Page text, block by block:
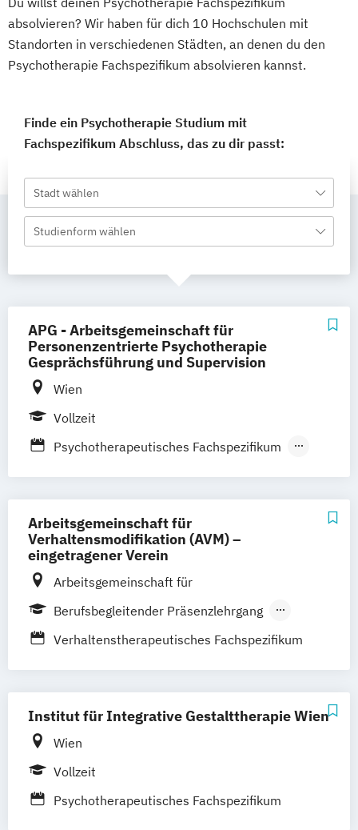
absolvieren? Wir haben für dich 10 Hochschulen mit
Standorten in verschiedenen Städten, an denen du den
Psychotherapie Fachspezifikum absolvieren kannst.
Finde ein Psychotherapie Studium mit
Fachspezifikum Abschluss, das zu dir passt:
Stadt wählen
Studienform wählen
APG - Arbeitsgemeinschaft für
Personenzentrierte Psychotherapie
Gesprächsführung und Supervision
Wien
Vollzeit
Psychotherapeutisches Fachspezifikum
Arbeitsgemeinschaft für
Verhaltensmodifikation (AVM) –
eingetragener Verein
Arbeitsgemeinschaft für
Verhaltensmodifikation
Berufsbegleitender Präsenzlehrgang
Vollzeit
Verhaltenstherapeutisches Fachspezifikum
Institut für Integrative Gestalttherapie Wien
Wien
Vollzeit
Psychotherapeutisches Fachspezifikum